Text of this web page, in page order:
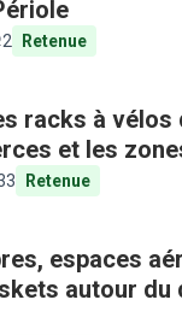
2 Retenue
racks à vélos
et les
Retenue
espaces
autour du